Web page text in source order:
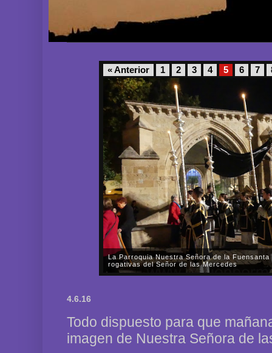
« Anterior 1 2 3 4 5 6 7
La Parroquia Nuestra Señora de la
rogativas del Señor de las Mercedes
4.6.16
Todo dispuesto para que
imagen de Nuestra Señora de